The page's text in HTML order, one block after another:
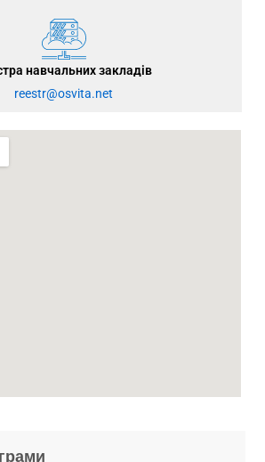
навчальних закладів
reestr@osvita.net